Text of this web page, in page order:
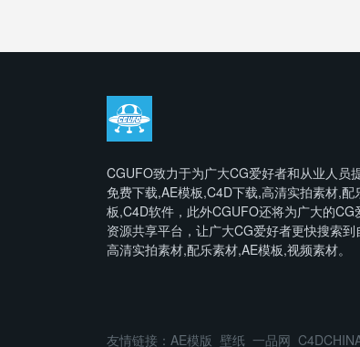
CGUFO致力于为广大CG爱好者和从业人员
免费下载,AE模板,C4D下载,高清实拍素材,配
板,C4D软件，此外CGUFO还将为广大的CG
资源共享平台，让广大CG爱好者更快搜索到
高清实拍素材,配乐素材,AE模板,视频素材。
友情链接： AE模版 壁纸 一品网